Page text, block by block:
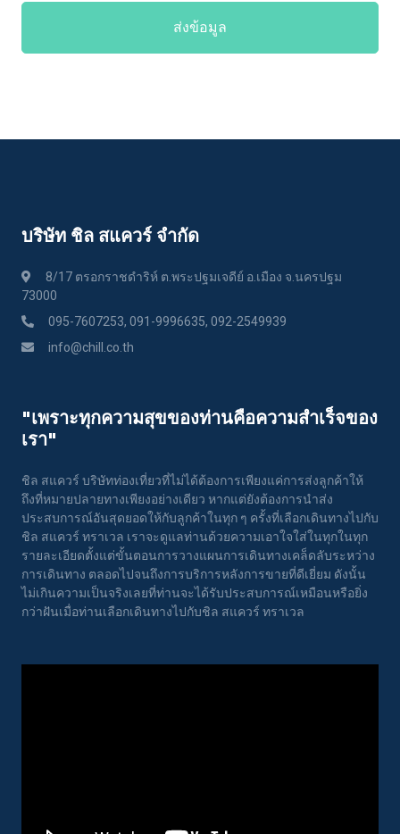
ส่งข้อมูล
บริษัท ชิล สแควร์ จำกัด
8/17 ตรอกราชดำริห์ ต.พระปฐมเจดีย์ อ.เมือง จ.นครปฐม
73000
095-7607253, 091-9996635, 092-2549939
info@chill.co.th
"เพราะทุกความสุขของท่านคือความสําเร็จของ
เรา"
ชิล สแควร์ บริษัทท่องเที่ยวที่ไม่ได้ต้องการเพียงแค่การส่งลูกค้าให้
ถึงที่หมายปลายทางเพียงอย่างเดียว หากแต่ยังต้องการนำส่ง
ประสบการณ์อันสุดยอดให้กับลูกค้าในทุก ๆ ครั้งที่เลือกเดินทางไปกับ
ชิล สแควร์ ทราเวล เราจะดูแลท่านด้วยความเอาใจใส่ในทุกในทุก
รายละเอียดตั้งแต่ขั้นตอนการวางแผนการเดินทางเคล็ดลับระหว่าง
การเดินทาง ตลอดไปจนถึงการบริการหลังการขายที่ดีเยี่ยม ดังนั้น
ไม่เกินความเป็นจริงเลยที่ท่านจะได้รับประสบการณ์เหมือนหรือยิ่ง
กว่าฝันเมื่อท่านเลือกเดินทางไปกับชิล สแควร์ ทราเวล